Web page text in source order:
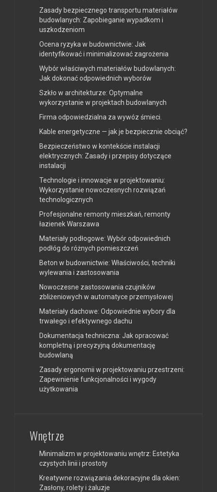
Zasady bezpiecznego transportu materiałów
budowlanych: Zapobieganie wypadkom i
uszkodzeniom
Ocena ryzyka w budownictwie: Jak
identyfikować i minimalizować zagrożenia
Wybór właściwych materiałów budowlanych:
Jak dokonać odpowiednich wyborów
Szkło w architekturze: Optymalne
wykorzystanie w projektach budowlanych
Firma odpowiedzialna za wywóz śmieci.
Kable energetyczne — jak je bezpiecznie obciąć?
Bezpieczeństwo w kontekście instalacji
elektrycznych: Zasady i przepisy dotyczące
instalacji
Technologie i innowacje w projektowaniu:
Wykorzystanie nowoczesnych rozwiązań
technologicznych
Profesjonalne remonty mieszkań, remonty
łazienek Warszawa
Materiały podłogowe: Wybór odpowiednich
podłóg do różnych pomieszczeń
Beton w budownictwie: Właściwości, techniki
wylewania i zastosowania
Nowoczesne zastosowania czujników
zbliżeniowych w automatyce przemysłowej
Materiały dachowe: Odpowiednie wybory dla
trwałego i efektywnego dachu
Dokumentacja techniczna: Jak opracować
kompletną i precyzyjną dokumentację
budowlaną
Zasady ergonomii w projektowaniu przestrzeni:
Zapewnienie funkcjonalności i wygody
użytkowania
Wnętrze
Minimalizm w projektowaniu wnętrz: Estetyka
czystych linii i prostoty
Kreatywne rozwiązania dekoracyjne dla okien:
Zasłony, rolety i żaluzje